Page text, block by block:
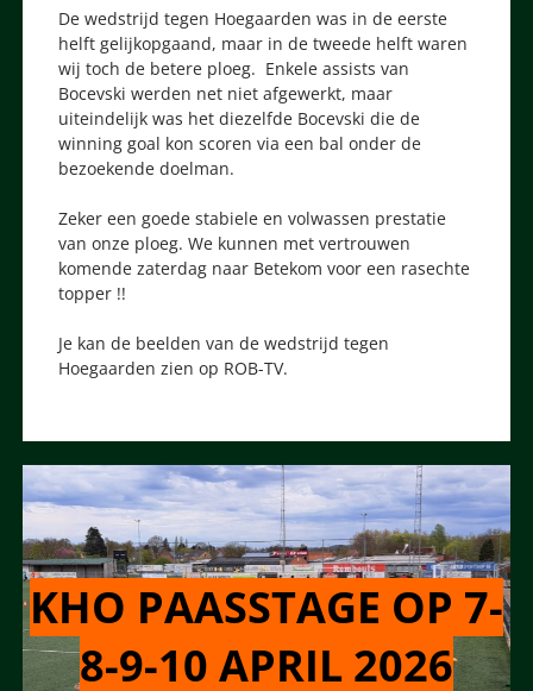
De wedstrijd tegen Hoegaarden was in de eerste
helft gelijkopgaand, maar in de tweede helft waren
wij toch de betere ploeg. Enkele assists van
Bocevski werden net niet afgewerkt, maar
uiteindelijk was het diezelfde Bocevski die de
winning goal kon scoren via een bal onder de
bezoekende doelman.
Zeker een goede stabiele en volwassen prestatie
van onze ploeg. We kunnen met vertrouwen
komende zaterdag naar Betekom voor een rasechte
topper !!
Je kan de beelden van de wedstrijd tegen
Hoegaarden zien op ROB-TV.
KHO PAASSTAGE OP 7-
8-9-10 APRIL 2026